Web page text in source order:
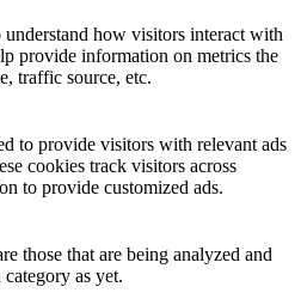
how visitors interact with
provide information on metrics the
traffic source, etc.
to provide visitors with relevant ads
cookies track visitors across
to provide customized ads.
those that are being analyzed and
as yet.